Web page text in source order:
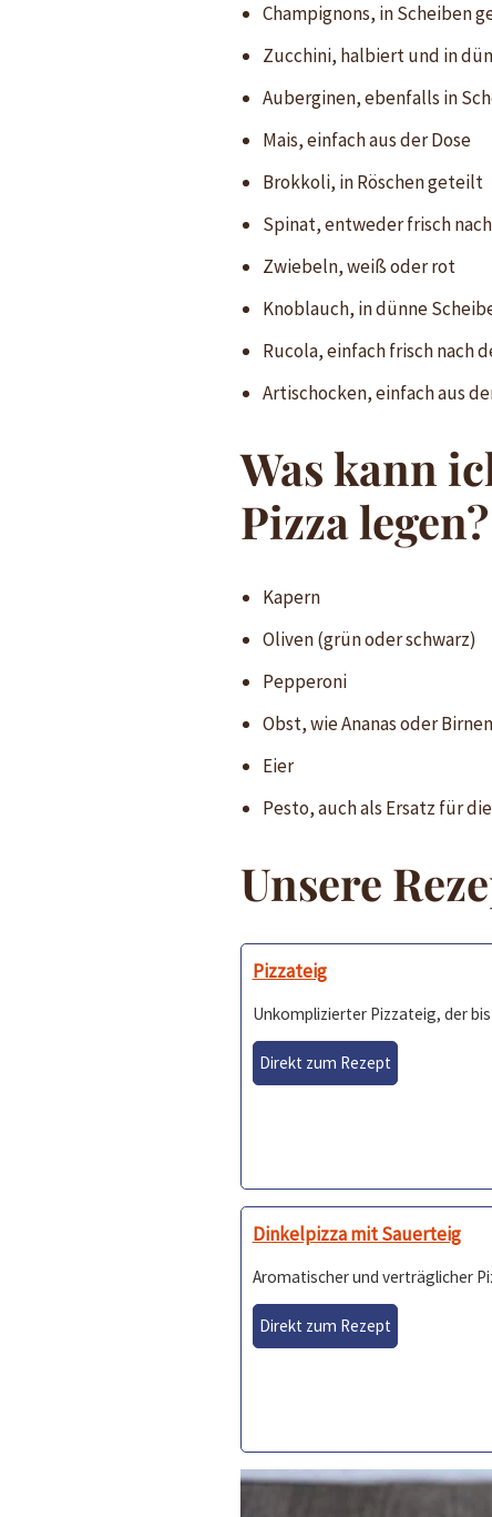
Champignons, in Scheiben
Zucchini, halbiert und in
Auberginen, ebenfalls in
Mais, einfach aus der Dose
Brokkoli, in Röschen geteilt
Spinat, entweder frisch
Zwiebeln, weiß oder rot
Knoblauch, in dünne
Rucola, einfach frisch nach
Artischocken, einfach aus
Was kann
Pizza legen?
Kapern
Oliven (grün oder schwarz)
Pepperoni
Obst, wie Ananas oder Birnen
Eier
Pesto, auch als Ersatz für
Unsere
Pizzateig
Unkomplizierter Pizzateig, der
Direkt zum Rezept
Dinkelpizza mit Sauerteig
Aromatischer und verträglicher
Direkt zum Rezept